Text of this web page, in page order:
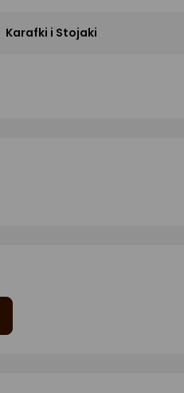
Karafki i Stojaki